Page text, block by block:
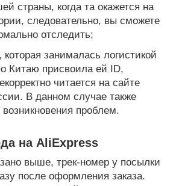
страны, когда та окажется на
следовательно, вы сможете
отследить;
которая занималась логистикой
Китаю присвоила ей ID,
читается на сайте
В данном случае также
проблем.
на AliExpress
выше, трек-номер у посылки
после оформления заказа.